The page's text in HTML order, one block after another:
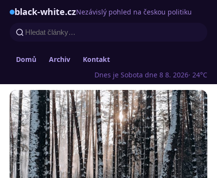
black-white.czNezávislý pohled na českou politiku
Domů Archiv
Kontakt
Dnes je Sobota dne 8 8. 2026· 24°C